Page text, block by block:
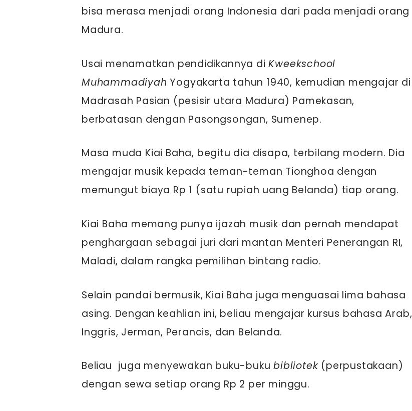
bisa merasa menjadi orang Indonesia dari pada menjadi orang
Madura.
Usai menamatkan pendidikannya diKweekschool
Muhammadiyah Yogyakarta tahun 1940, kemudian mengajar di
Madrasah Pasian (pesisir utara Madura) Pamekasan,
berbatasan dengan Pasongsongan, Sumenep.
Masa muda Kiai Baha, begitu dia disapa, terbilang modern. Dia
mengajar musik kepada teman-teman Tionghoa dengan
memungut biaya Rp 1 (satu rupiah uang Belanda) tiap orang.
Kiai Baha memang punya ijazah musik dan pernah mendapat
penghargaan sebagai juri dari mantan Menteri Penerangan RI,
Maladi, dalam rangka pemilihan bintang radio.
Selain pandai bermusik, Kiai Baha juga menguasai lima bahasa
asing. Dengan keahlian ini, beliau mengajar kursus bahasa Arab,
Inggris, Jerman, Perancis, dan Belanda.
Beliau juga menyewakan buku-bukubibliotek(perpustakaan)
dengan sewa setiap orang Rp 2 per minggu.